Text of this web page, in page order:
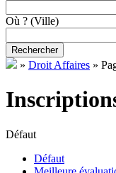
Où ? (Ville)
Rechercher
» Droit Affaires »
Défaut
Défaut